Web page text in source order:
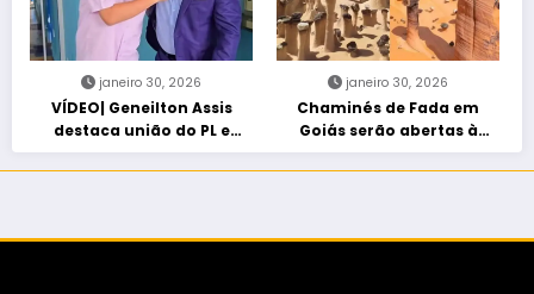
janeiro 30, 2026
VÍDEO| Geneilton Assis
destaca união do PL e
consolidação de apoio a
Maycon Tombini em Jataí
janeiro 30, 2026
Chaminés de Fada em
Goiás serão abertas à
visitação controlada